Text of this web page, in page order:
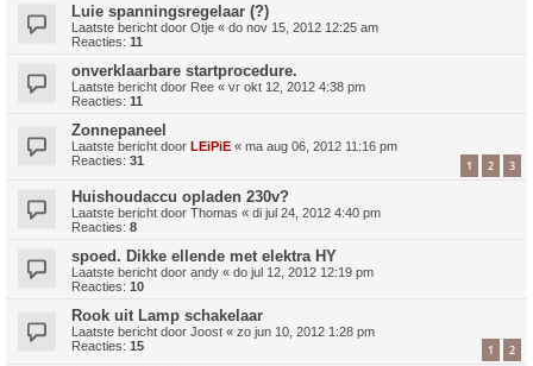
Luie spanningsregelaar (?)
Laatste bericht door Otje « do nov 15, 2012 12:25 am
Reacties: 11
onverklaarbare startprocedure.
Laatste bericht door Ree « vr okt 12, 2012 4:38 pm
Reacties: 11
Zonnepaneel
Laatste bericht door LEiPiE « ma aug 06, 2012 11:16 pm
Reacties: 31 1 2 3
Huishoudaccu opladen 230v?
Laatste bericht door Thomas « di jul 24, 2012 4:40 pm
Reacties: 8
spoed. Dikke ellende met elektra HY
Laatste bericht door andy « do jul 12, 2012 12:19 pm
Reacties: 10
Rook uit Lamp schakelaar
Laatste bericht door Joost « zo jun 10, 2012 1:28 pm
Reacties: 15 1 2